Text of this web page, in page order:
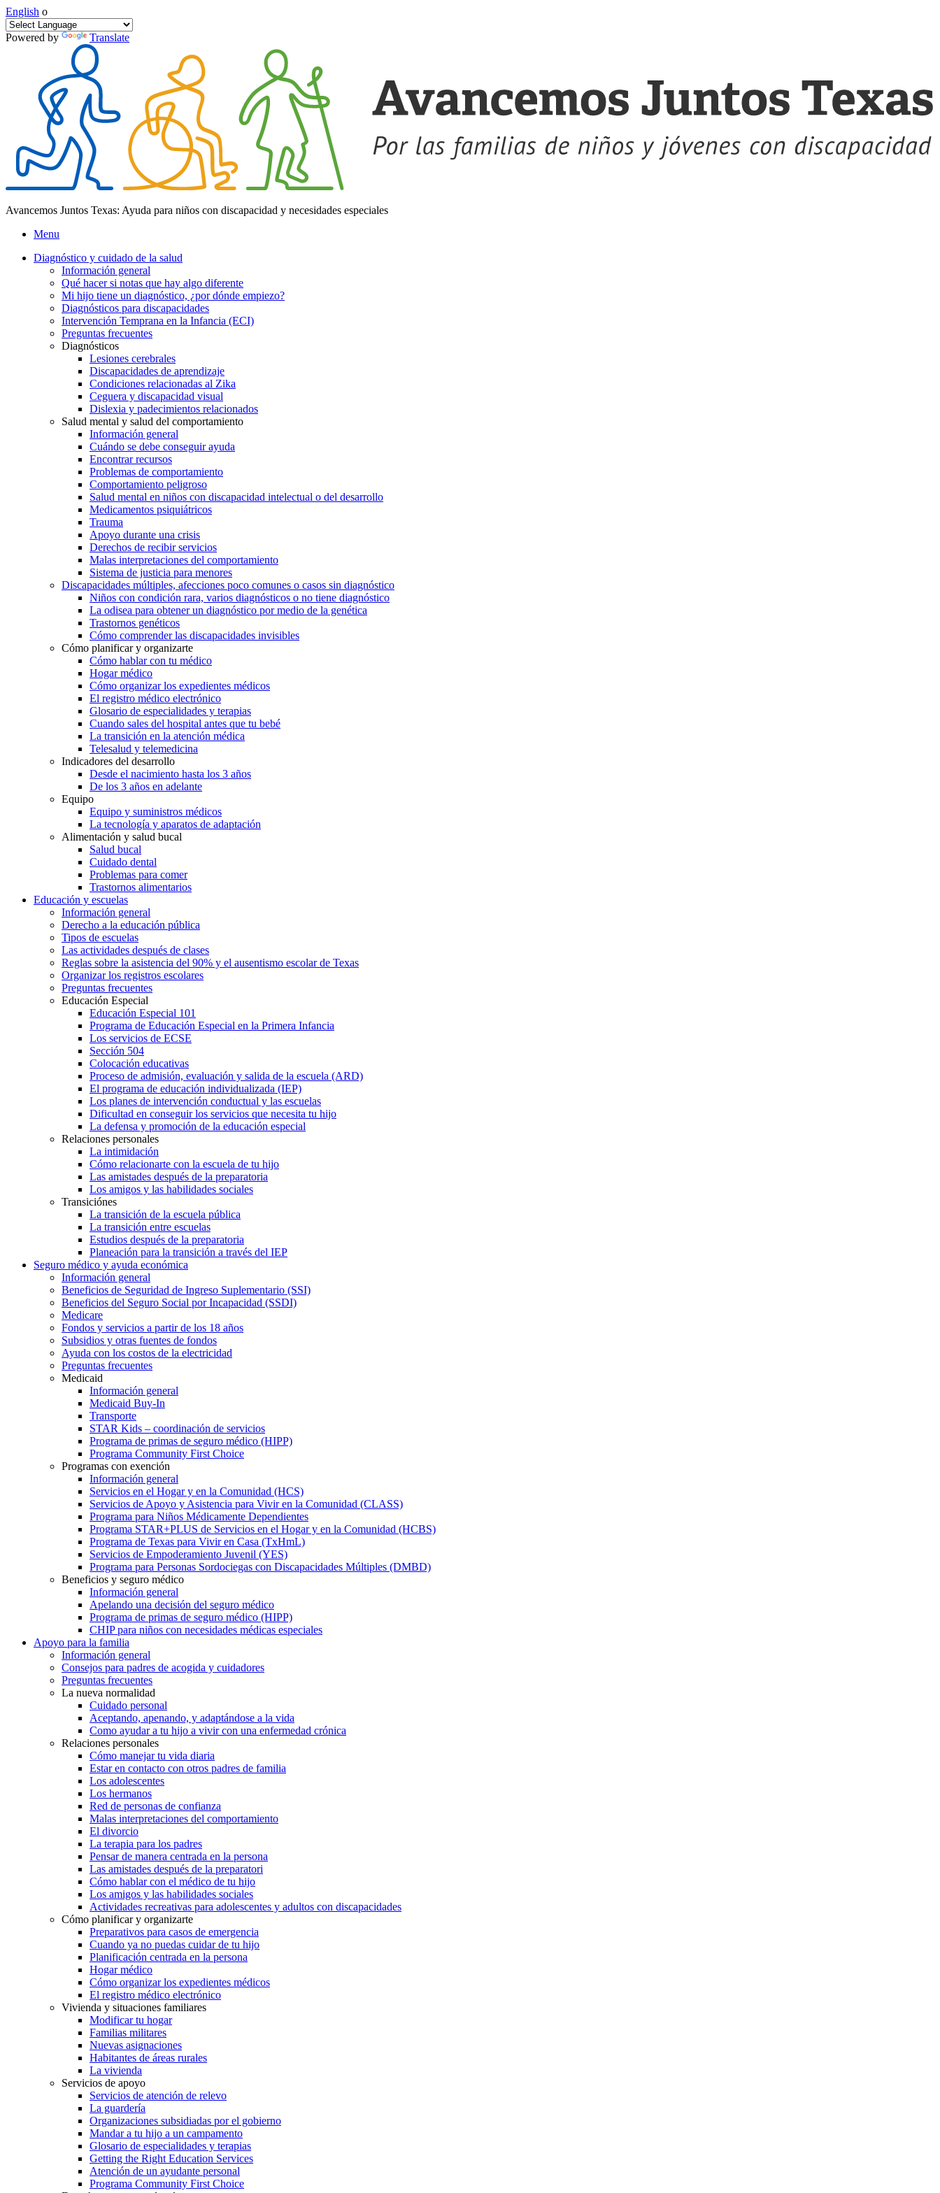
English o
Powered by Translate
Avancemos Juntos Texas: Ayuda para niños con discapacidad y necesidades especiales
Menu
Diagnóstico y cuidado de la salud
Información general
Qué hacer si notas que hay algo diferente
Mi hijo tiene un diagnóstico, ¿por dónde empiezo?
Diagnósticos para discapacidades
Intervención Temprana en la Infancia (ECI)
Preguntas frecuentes
Diagnósticos
Lesiones cerebrales
Discapacidades de aprendizaje
Condiciones relacionadas al Zika
Ceguera y discapacidad visual
Dislexia y padecimientos relacionados
Salud mental y salud del comportamiento
Información general
Cuándo se debe conseguir ayuda
Encontrar recursos
Problemas de comportamiento
Comportamiento peligroso
Salud mental en niños con discapacidad intelectual o del desarrollo
Medicamentos psiquiátricos
Trauma
Apoyo durante una crisis
Derechos de recibir servicios
Malas interpretaciones del comportamiento
Sistema de justicia para menores
Discapacidades múltiples, afecciones poco comunes o casos sin diagnóstico
Niños con condición rara, varios diagnósticos o no tiene diagnóstico
La odisea para obtener un diagnóstico por medio de la genética
Trastornos genéticos
Cómo comprender las discapacidades invisibles
Cómo planificar y organizarte
Cómo hablar con tu médico
Hogar médico
Cómo organizar los expedientes médicos
El registro médico electrónico
Glosario de especialidades y terapias
Cuando sales del hospital antes que tu bebé
La transición en la atención médica
Telesalud y telemedicina
Indicadores del desarrollo
Desde el nacimiento hasta los 3 años
De los 3 años en adelante
Equipo
Equipo y suministros médicos
La tecnología y aparatos de adaptación
Alimentación y salud bucal
Salud bucal
Cuidado dental
Problemas para comer
Trastornos alimentarios
Educación y escuelas
Información general
Derecho a la educación pública
Tipos de escuelas
Las actividades después de clases
Reglas sobre la asistencia del 90% y el ausentismo escolar de Texas
Organizar los registros escolares
Preguntas frecuentes
Educación Especial
Educación Especial 101
Programa de Educación Especial en la Primera Infancia
Los servicios de ECSE
Sección 504
Colocación educativas
Proceso de admisión, evaluación y salida de la escuela (ARD)
El programa de educación individualizada (IEP)
Los planes de intervención conductual y las escuelas
Dificultad en conseguir los servicios que necesita tu hijo
La defensa y promoción de la educación especial
Relaciones personales
La intimidación
Cómo relacionarte con la escuela de tu hijo
Las amistades después de la preparatoria
Los amigos y las habilidades sociales
Transiciónes
La transición de la escuela pública
La transición entre escuelas
Estudios después de la preparatoria
Planeación para la transición a través del IEP
Seguro médico y ayuda económica
Información general
Beneficios de Seguridad de Ingreso Suplementario (SSI)
Beneficios del Seguro Social por Incapacidad (SSDI)
Medicare
Fondos y servicios a partir de los 18 años
Subsidios y otras fuentes de fondos
Ayuda con los costos de la electricidad
Preguntas frecuentes
Medicaid
Información general
Medicaid Buy-In
Transporte
STAR Kids – coordinación de servicios
Programa de primas de seguro médico (HIPP)
Programa Community First Choice
Programas con exención
Información general
Servicios en el Hogar y en la Comunidad (HCS)
Servicios de Apoyo y Asistencia para Vivir en la Comunidad (CLASS)
Programa para Niños Médicamente Dependientes
Programa STAR+PLUS de Servicios en el Hogar y en la Comunidad (HCBS)
Programa de Texas para Vivir en Casa (TxHmL)
Servicios de Empoderamiento Juvenil (YES)
Programa para Personas Sordociegas con Discapacidades Múltiples (DMBD)
Beneficios y seguro médico
Información general
Apelando una decisión del seguro médico
Programa de primas de seguro médico (HIPP)
CHIP para niños con necesidades médicas especiales
Apoyo para la familia
Información general
Consejos para padres de acogida y cuidadores
Preguntas frecuentes
La nueva normalidad
Cuidado personal
Aceptando, apenando, y adaptándose a la vida
Como ayudar a tu hijo a vivir con una enfermedad crónica
Relaciones personales
Cómo manejar tu vida diaria
Estar en contacto con otros padres de familia
Los adolescentes
Los hermanos
Red de personas de confianza
Malas interpretaciones del comportamiento
El divorcio
La terapia para los padres
Pensar de manera centrada en la persona
Las amistades después de la preparatori
Cómo hablar con el médico de tu hijo
Los amigos y las habilidades sociales
Actividades recreativas para adolescentes y adultos con discapacidades
Cómo planificar y organizarte
Preparativos para casos de emergencia
Cuando ya no puedas cuidar de tu hijo
Planificación centrada en la persona
Hogar médico
Cómo organizar los expedientes médicos
El registro médico electrónico
Vivienda y situaciones familiares
Modificar tu hogar
Familias militares
Nuevas asignaciones
Habitantes de áreas rurales
La vivienda
Servicios de apoyo
Servicios de atención de relevo
La guardería
Organizaciones subsidiadas por el gobierno
Mandar a tu hijo a un campamento
Glosario de especialidades y terapias
Getting the Right Education Services
Atención de un ayudante personal
Programa Community First Choice